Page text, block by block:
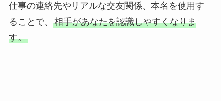
仕事の連絡先やリアルな交友関係、本名を使用す
ることで、 相手があなたを認識しやすくなりま
す。